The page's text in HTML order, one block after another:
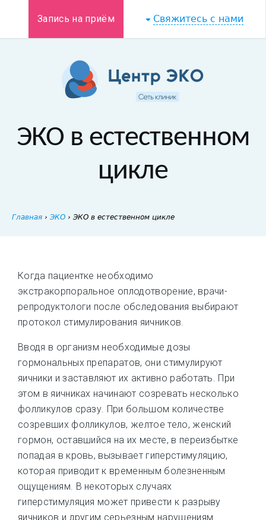
Свяжитесь с нами
Запись на приём
ЭКО в естественном
цикле
Главная › ЭКО › ЭКО в естественном цикле
Когда пациентке необходимо
экстракорпоральное оплодотворение, врачи-
репродуктологи после обследования выбирают
протокол стимулирования яичников.
Вводя в организм необходимые дозы
гормональных препаратов, они стимулируют
яичники и заставляют их активно работать. При
этом в яичниках начинают созревать несколько
фолликулов сразу. При большом количестве
созревших фолликулов, желтое тело, женский
гормон, оставшийся на их месте, в переизбытке
попадая в кровь, вызывает гиперстимуляцию,
которая приводит к временным болезненным
ощущениям. В некоторых случаях
гиперстимуляция может привести к разрыву
яичников и другим серьезным нарушениям